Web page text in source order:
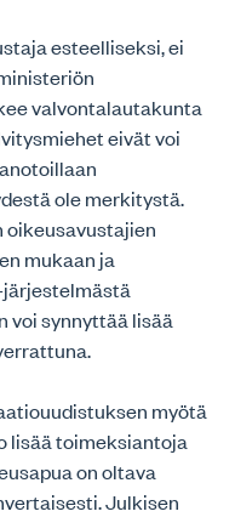
esteelliseksi, ei
valvontalautakunta
eivät voi
ole merkitystä.
oikeusavustajien
mukaan ja
voi synnyttää lisää
myötä
lisää toimeksiantoja
on oltava
Julkisen